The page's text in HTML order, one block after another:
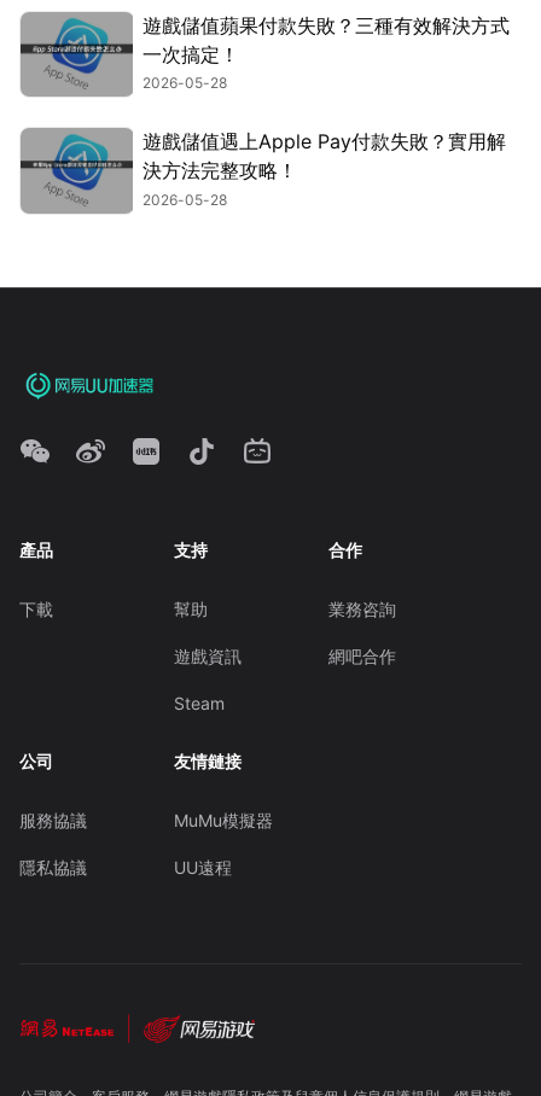
遊戲儲值蘋果付款失敗？三種有效解決方式
一次搞定！
2026-05-28
遊戲儲值遇上Apple Pay付款失敗？實用解
決方法完整攻略！
2026-05-28
產品
下載
支持
幫助
遊戲資訊
Steam
合作
業務咨詢
網吧合作
公司
服務協議
隱私協議
友情鏈接
MuMu模擬器
UU遠程